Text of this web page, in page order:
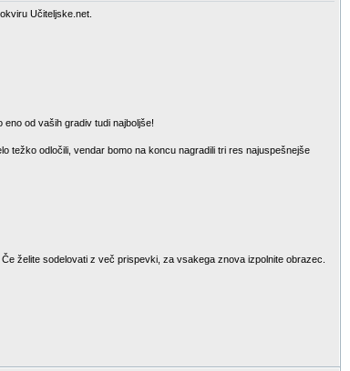
Učiteljske.net.
od vaših gradiv tudi najboljše!
težko odločili, vendar bomo na koncu nagradili tri res najuspešnejše
želite sodelovati z več prispevki, za vsakega znova izpolnite obrazec.